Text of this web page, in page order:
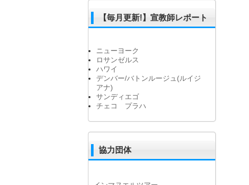
【毎月更新!】宣教師レポート
ニューヨーク
ロサンゼルス
ハワイ
デンバー/バトンルージュ(ルイジ
アナ)
サンディエゴ
チェコ プラハ
協力団体